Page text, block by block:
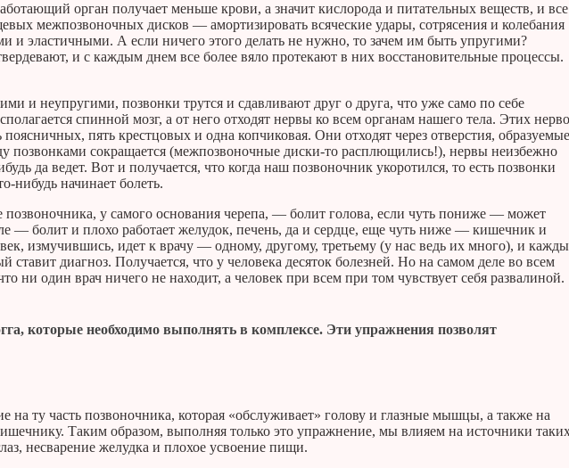
орган получает меньше крови, а значит кислорода и питательных веществ, и все
межпозвоночных дисков — амортизировать всяческие удары, сотрясения и колебания
и эластичными. А если ничего этого делать не нужно, то зачем им быть упругими?
и с каждым днем все более вяло протекают в них восстановительные процессы.
и неупругими, позвонки трутся и сдавливают друг о друга, что уже само по себе
спинной мозг, а от него отходят нервы ко всем органам нашего тела. Этих
пять крестцовых и одна копчиковая. Они отходят через отверстия, образуемые
позвонками сокращается (межпозвоночные диски-то расплющились!), нервы неизбежно
да ведет. Вот и получается, что когда наш позвоночник укоротился, то есть позвонки
нибудь начинает болеть.
позвоночника, у самого основания черепа, — болит голова, если чуть пониже — может
— болит и плохо работает желудок, печень, да и сердце, еще чуть ниже — кишечник и
измучившись, идет к врачу — одному, другому, третьему (у нас ведь их много), и
ставит диагноз. Получается, что у человека десяток болезней. Но на самом деле во всем
ни один врач ничего не находит, а человек при всем при том чувствует себя развалиной.
которые необходимо выполнять в комплексе. Эти упражнения позволят
на ту часть позвоночника, которая «обслуживает» голову и глазные мышцы, а также на
Таким образом, выполняя только это упражнение, мы влияем на источники
несварение желудка и плохое усвоение пищи.